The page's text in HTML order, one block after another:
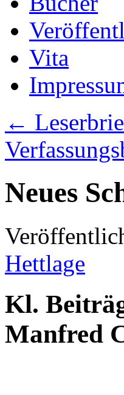
Vita
←
Neues
Hettlage
Kl.
Manfred